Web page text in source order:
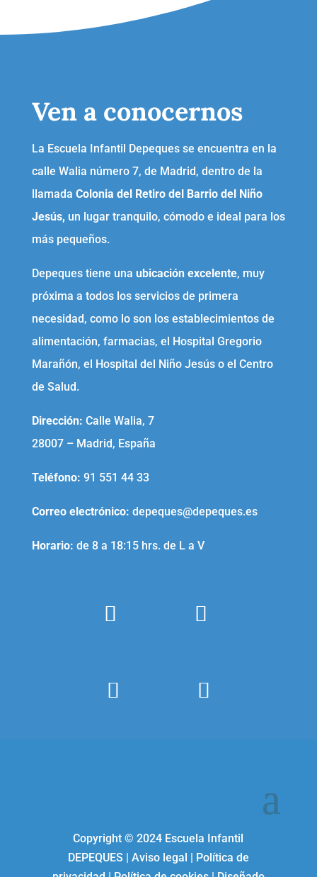
Ven a conocernos
La Escuela Infantil Depeques se encuentra en la
calle Walia número 7, de Madrid, dentro de la
llamada Colonia del Retiro del Barrio del Niño
Jesús, un lugar tranquilo, cómodo e ideal para los
más pequeños.
Depeques tiene una ubicación excelente, muy
próxima a todos los servicios de primera
necesidad, como lo son los establecimientos de
alimentación, farmacias, el Hospital Gregorio
Marañón, el Hospital del Niño Jesús o el Centro
de Salud.
Dirección: Calle Walia, 7
28007 – Madrid, España
Teléfono: 91 551 44 33
Correo electrónico: depeques@depeques.es
Horario: de 8 a 18:15 hrs. de L a V
Copyright ©2024 Escuela Infantil
DEPEQUES | Aviso legal | Política de